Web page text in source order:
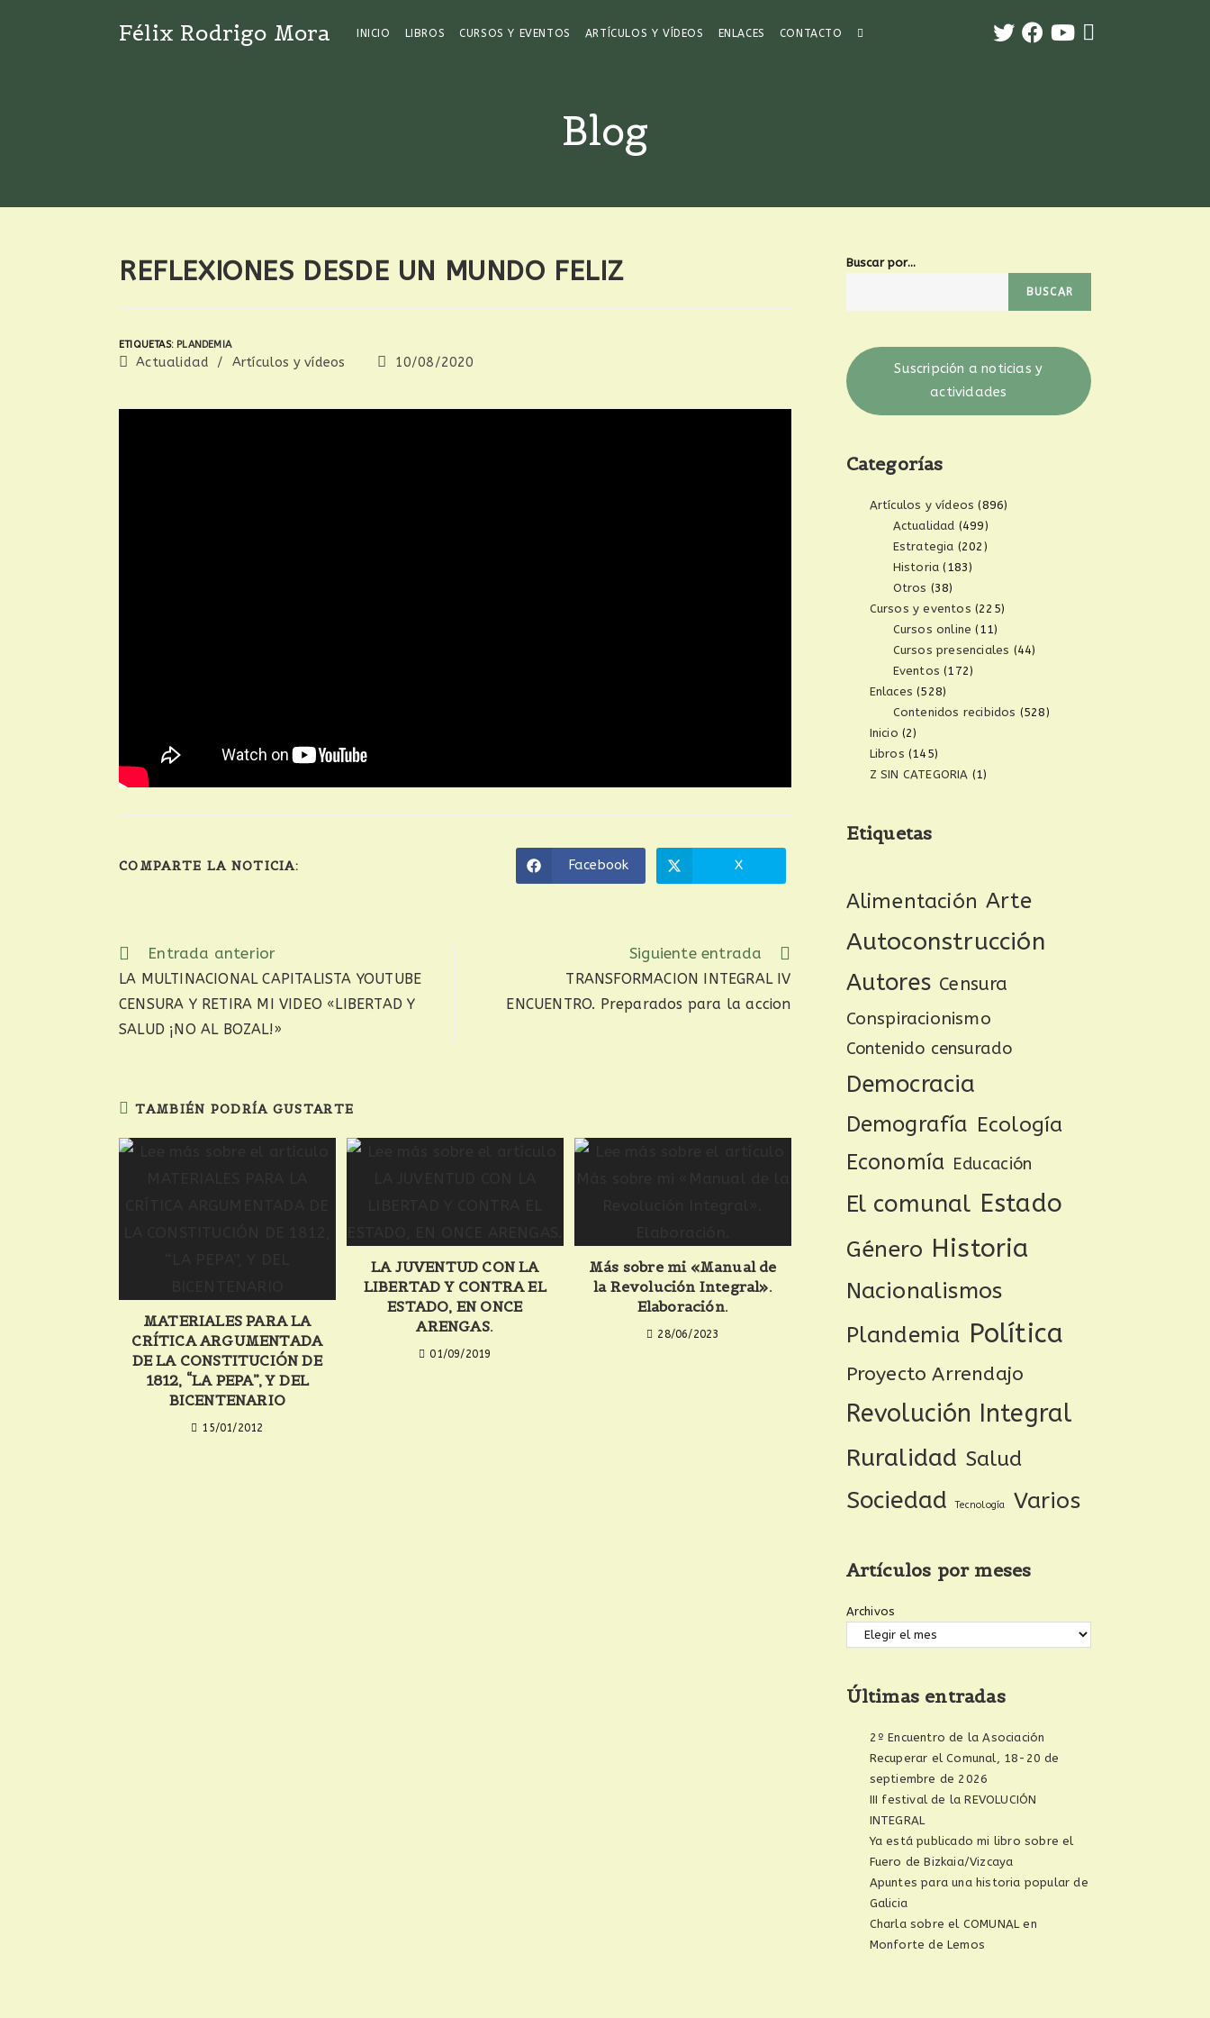
Félix Rodrigo Mora INICIO LIBROS CURSOS Y EVENTOS ARTÍCULOS Y VÍDEOS ENLACES CONTACTO
Blog
REFLEXIONES DESDE UN MUNDO FELIZ
ETIQUETAS: PLANDEMIA
Actualidad / Artículos y vídeos 10/08/2020
COMPARTE LA NOTICIA: Facebook X
Entrada anterior
LA MULTINACIONAL CAPITALISTA YOUTUBE
CENSURA Y RETIRA MI VIDEO «LIBERTAD Y
SALUD ¡NO AL BOZAL!»
Siguiente entrada
TRANSFORMACION INTEGRAL IV
ENCUENTRO. Preparados para la accion
TAMBIÉN PODRÍA GUSTARTE
MATERIALES PARA LA
CRÍTICA ARGUMENTADA
DE LA CONSTITUCIÓN DE
1812, “LA PEPA”, Y DEL
BICENTENARIO
15/01/2012
LA JUVENTUD CON LA
LIBERTAD Y CONTRA EL
ESTADO, EN ONCE
ARENGAS.
01/09/2019
Más sobre mi «Manual de
la Revolución Integral».
Elaboración.
28/06/2023
Buscar por...
BUSCAR
Suscripción a noticias y
actividades
Categorías
Artículos y vídeos (896)
Actualidad (499)
Estrategia (202)
Historia (183)
Otros (38)
Cursos y eventos (225)
Cursos online (11)
Cursos presenciales (44)
Eventos (172)
Enlaces (528)
Contenidos recibidos (528)
Inicio (2)
Libros (145)
Z SIN CATEGORIA (1)
Etiquetas
Alimentación Arte
Autoconstrucción
Autores Censura
Conspiracionismo
Contenido censurado
Democracia
Demografía Ecología
Economía Educación
El comunal Estado
Género Historia
Nacionalismos
Plandemia Política
Proyecto Arrendajo
Revolución Integral
Ruralidad Salud
Sociedad Tecnología Varios
Artículos por meses
Archivos
Últimas entradas
2º Encuentro de la Asociación
Recuperar el Comunal, 18-20 de
septiembre de 2026
III festival de la REVOLUCIÓN
INTEGRAL
Ya está publicado mi libro sobre el
Fuero de Bizkaia/Vizcaya
Apuntes para una historia popular de
Galicia
Charla sobre el COMUNAL en
Monforte de Lemos